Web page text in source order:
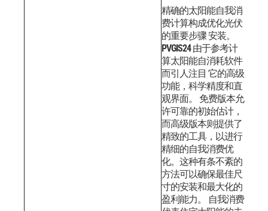
精确的太阳能自我消
费计算构成优化光伏
的重要步骤 安装。
PVGIS24由于参考计
算太阳能自消耗软件
而引人注目 它的高级
功能，科学精度和直
观界面。
免费版本允
许可靠的初始估计，
而高级版本则提供了
精致的工具，以进行
精细的自我消费优
化。这种有条不紊的
方法可以确保最佳尺
寸的安装和最大化的
盈利能力。
自我消费